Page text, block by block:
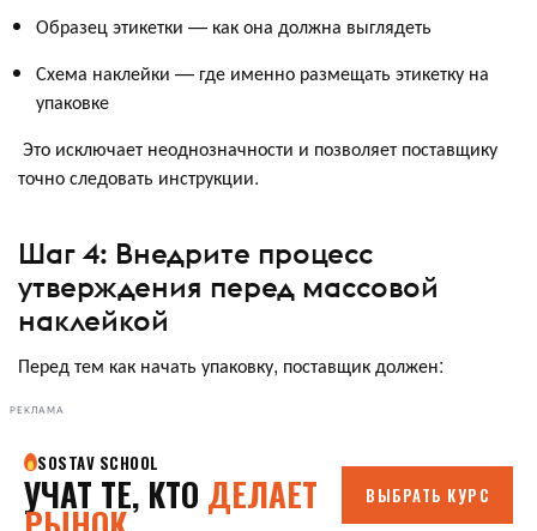
Образец этикетки — как она должна выглядеть
Схема наклейки — где именно размещать этикетку на
упаковке
Это исключает неоднозначности и позволяет поставщику
точно следовать инструкции.
Шаг 4: Внедрите процесс
утверждения перед массовой
наклейкой
Перед тем как начать упаковку, поставщик должен:
РЕКЛАМА